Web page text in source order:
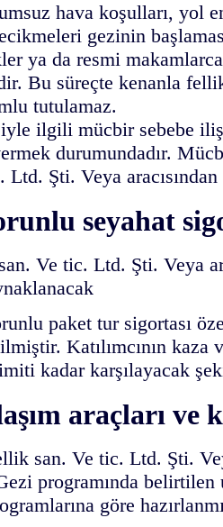
hava koşulları, yol
gezinin
ya da resmi
Bu süreçte kenanla
tutulamaz.
ilgili mücbir sebebe
durumundadır.
Şti. Veya
seyahat
Ve tic. Ltd. Şti. Veya
paket tur sigortası
Katılımcının
kadar karşılayacak
araçları ve
san. Ve tic. Ltd. Şti.
programında
göre